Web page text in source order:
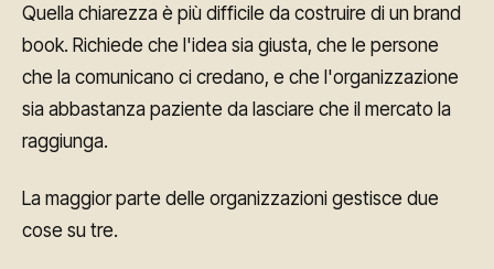
Quella chiarezza è più difficile da costruire di un brand
book. Richiede che l'idea sia giusta, che le persone
che la comunicano ci credano, e che l'organizzazione
sia abbastanza paziente da lasciare che il mercato la
raggiunga.
La maggior parte delle organizzazioni gestisce due
cose su tre.